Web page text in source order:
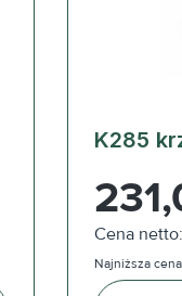
K285
Cena
Cena
Najniższa